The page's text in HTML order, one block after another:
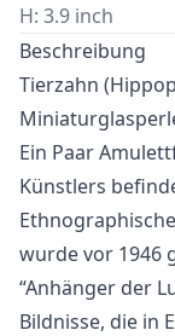
H: 3.9 inch
Beschreibung
Tierzahn
Ein Paar
Künstlers
wurde vor 1946
“Anhänger der
Bildnisse, die in